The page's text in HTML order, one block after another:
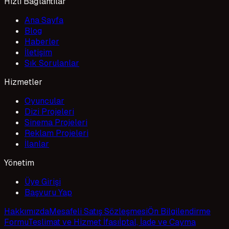
Ana Sayfa
Blog
Haberler
İletişim
Sık Sorulanlar
Hizmetler
Oyuncular
Dizi Projeleri
Sinema Projeleri
Reklam Projeleri
İlanlar
Yönetim
Üye Girişi
Başvuru Yap
HakkımızdaMesafeli Satış SözleşmesiÖn Bilgilendirme
FormuTeslimat ve Hizmet İfasıİptal, İade ve Cayma